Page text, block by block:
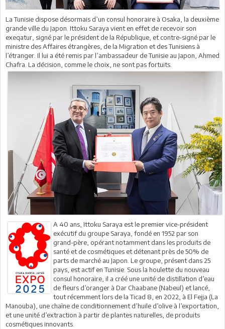
La Tunisie dispose désormais d’un consul honoraire à Osaka, la deuxième
grande ville du Japon. Ittoku Saraya vient en effet de recevoir son
exeqatur, signé par le président de la République, et contre-signé par le
ministre des Affaires étrangères, de la Migration et des Tunisiens à
l’étranger. Il lui a été remis par l’ambassadeur de Tunisie au Japon, Ahmed
Chafra. La décision, comme le choix, ne sont pas fortuits.
A 40 ans, Ittoku Saraya est le premier vice-président
exécutif du groupe Saraya, fondé en 1952 par son
grand-père, opérant notamment dans les produits de
santé et de cosmétiques et détenant près de 50% de
parts de marché au Japon. Le groupe, présent dans 25
pays, est actif en Tunisie. Sous la houlette du nouveau
consul honoraire, il a créé une unité de distillation d’eau
de fleurs d’oranger à Dar Chaabane (Nabeul) et lancé,
tout récemment lors de la Ticad 8, en 2022, à El Fejja (La
Manouba), une chaîne de conditionnement d’huile d’olive à l’exportation,
et une unité d’extraction à partir de plantes naturelles, de produits
cosmétiques innovants.